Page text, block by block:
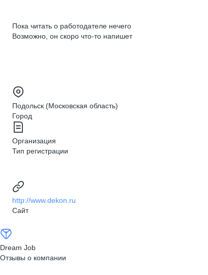
Пока читать о работодателе нечего
Возможно, он скоро что‑то напишет
Подольск (Московская область)
Город
Организация
Тип регистрации
http://www.dekon.ru
Сайт
Dream Job
Отзывы о компании